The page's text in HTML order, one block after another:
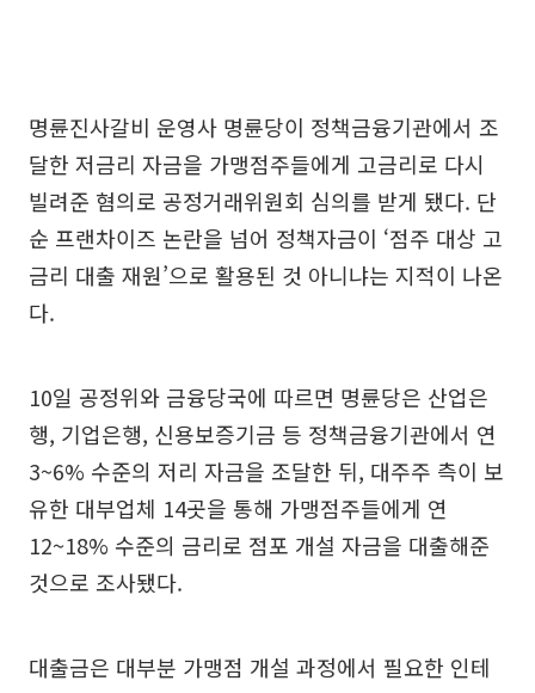
명륜진사갈비 운영사 명륜당이 정책금융기관에서 조
달한 저금리 자금을 가맹점주들에게 고금리로 다시
빌려준 혐의로 공정거래위원회 심의를 받게 됐다. 단
순 프랜차이즈 논란을 넘어 정책자금이 ‘점주 대상 고
금리 대출 재원’으로 활용된 것 아니냐는 지적이 나온
다.
10일 공정위와 금융당국에 따르면 명륜당은 산업은
행, 기업은행, 신용보증기금 등 정책금융기관에서 연
3~6% 수준의 저리 자금을 조달한 뒤, 대주주 측이 보
유한 대부업체 14곳을 통해 가맹점주들에게 연
12~18% 수준의 금리로 점포 개설 자금을 대출해준
것으로 조사됐다.
대출금은 대부분 가맹점 개설 과정에서 필요한 인테